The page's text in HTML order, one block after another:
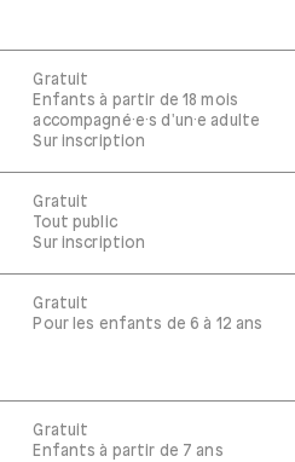
Gratuit
Enfants à partir de 18 mois
accompagné·e·s d'un·e adulte
Sur inscription
Gratuit
Tout public
Sur inscription
Gratuit
Pour les enfants de 6 à 12 ans
Gratuit
Enfants à partir de 7 ans